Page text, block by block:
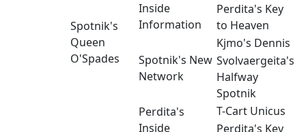
Spotnik's
Queen
O'Spades
Inside
Information
Perdita's Key
to Heaven
Spotnik's New
Network
Kjmo's Dennis
Svolvaergeita's
Halfway
Spotnik
Perdita's
Inside
T-Cart Unicus
Perdita's Key